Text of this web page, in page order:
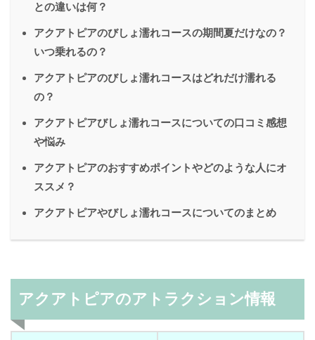
との違いは何？
アクアトピアのびしょ濡れコースの期間夏だけなの？
いつ乗れるの？
アクアトピアのびしょ濡れコースはどれだけ濡れる
の？
アクアトピアびしょ濡れコースについての口コミ感想
や悩み
アクアトピアのおすすめポイントやどのような人にオ
ススメ？
アクアトピアやびしょ濡れコースについてのまとめ
アクアトピアのアトラクション情報